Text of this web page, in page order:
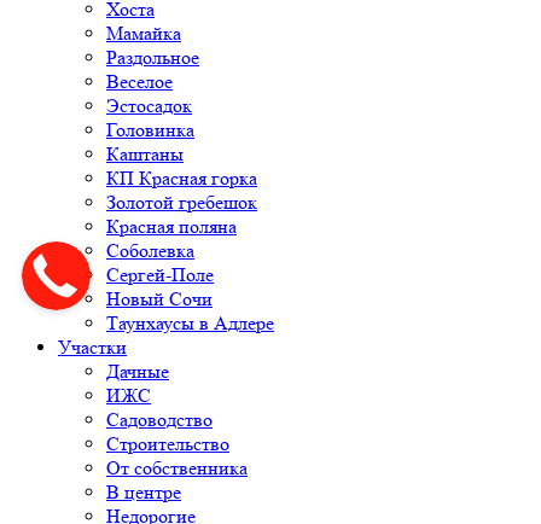
Хоста
Мамайка
Раздольное
Веселое
Эстосадок
Головинка
Каштаны
КП Красная горка
Золотой гребешок
Красная поляна
Соболевка
Сергей-Поле
Новый Сочи
Таунхаусы в Адлере
Участки
Дачные
ИЖС
Садоводство
Строительство
От собственника
В центре
Недорогие